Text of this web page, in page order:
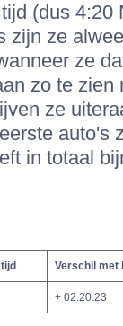
(dus 4:20
zijn ze
ze
zo te zien
ze
auto's
in totaal
Verschil met
+ 02:20:23